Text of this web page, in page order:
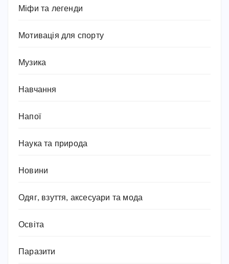
Міфи та легенди
Мотивація для спорту
Музика
Навчання
Напої
Наука та природа
Новини
Одяг, взуття, аксесуари та мода
Освіта
Паразити